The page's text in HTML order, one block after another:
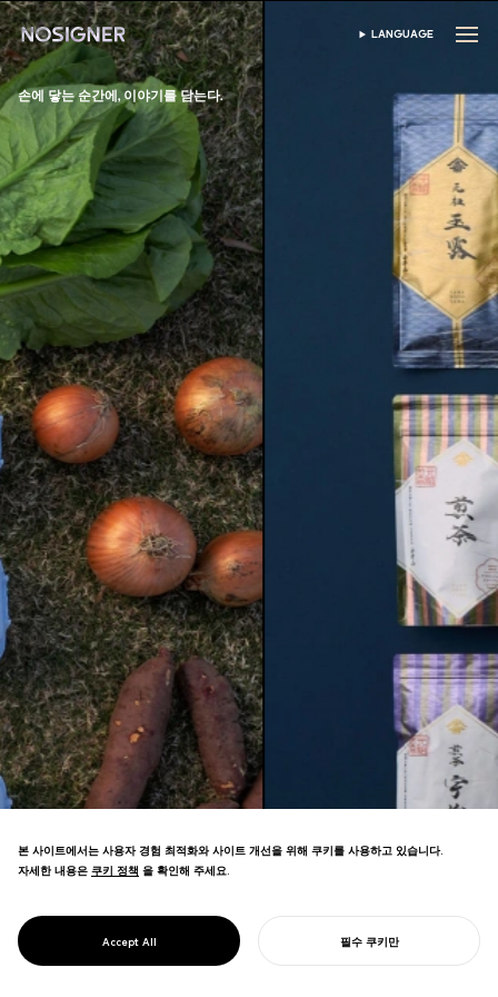
홈 SELECT LANGUAGE
LANGUAGE
손에 닿는 순간에, 이야기를 담는다.
PACKAGING DESIGN
패키지 디자인
이며, B2C 비즈니스에서 가장 중요한 터치포
인트 중 하나입니다.
본 사이트에서는 사용자 경험 최적화와 사이트 개선을 위해 쿠키를 사용하고 있습니다.
자세한 내용은 쿠키 정책
쿠키 정책 을 확인해 주세요.
Accept All 필수 쿠키만